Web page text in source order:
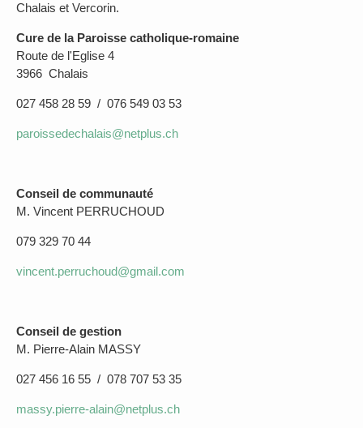
Chalais et Vercorin.
Cure de la Paroisse catholique-romaine
Route de l'Eglise 4
3966 Chalais
027 458 28 59 / 076 549 03 53
paroissedechalais@netplus.ch
Conseil de communauté
M. Vincent PERRUCHOUD
079 329 70 44
vincent.perruchoud@gmail.com
Conseil de gestion
M. Pierre-Alain MASSY
027 456 16 55 / 078 707 53 35
massy.pierre-alain@netplus.ch